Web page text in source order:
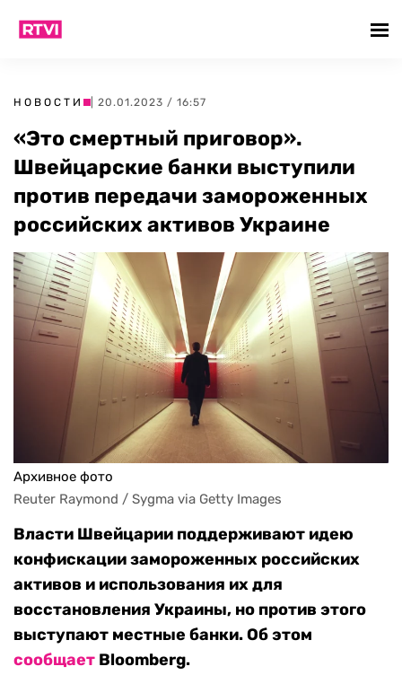
НОВОСТИ | 20.01.2023 / 16:57
«Это смертный приговор».
Швейцарские банки выступили
против передачи замороженных
российских активов Украине
Архивное фото
Reuter Raymond / Sygma via Getty Images
Власти Швейцарии поддерживают идею
конфискации замороженных российских
активов и использования их для
восстановления Украины, но против этого
выступают местные банки. Об этом
сообщает Bloomberg.